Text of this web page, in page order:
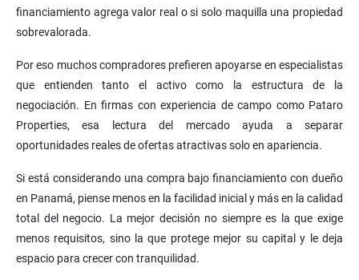
financiamiento agrega valor real o si solo maquilla una propiedad
sobrevalorada.
Por eso muchos compradores prefieren apoyarse en especialistas
que entienden tanto el activo como la estructura de la
negociación. En firmas con experiencia de campo como Pataro
Properties, esa lectura del mercado ayuda a separar
oportunidades reales de ofertas atractivas solo en apariencia.
Si está considerando una compra bajo financiamiento con dueño
en Panamá, piense menos en la facilidad inicial y más en la calidad
total del negocio. La mejor decisión no siempre es la que exige
menos requisitos, sino la que protege mejor su capital y le deja
espacio para crecer con tranquilidad.